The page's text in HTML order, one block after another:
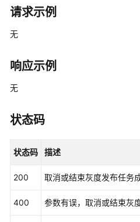
新
度
布
请求示例
无
响应示例
无
状态码
状态码 描述
200 取消或结束灰度发布任务
400 参数有误，取消或结束灰